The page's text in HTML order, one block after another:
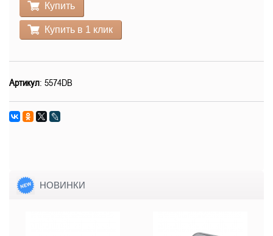
Купить
Купить в 1 клик
Артикул: 5574DB
НОВИНКИ